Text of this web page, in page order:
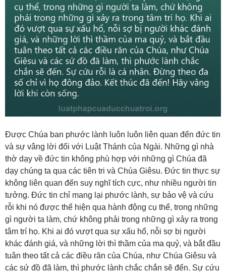
Được Chúa ban phước lành luôn luôn liên quan đến đức tin
và sự vâng lời đối với Luật Thánh của Ngài. Những gì nhà
thờ dạy về đức tin không phù hợp với những gì Chúa đã
dạy chúng ta qua các tiên tri và Chúa Giêsu. Đức tin thực sự
không liên quan đến suy nghĩ tích cực, như nhiều người tin
tưởng. Đức tin chỉ mang lại phước lành, sự bảo vệ và cứu
rỗi khi nó được thể hiện qua hành động cụ thể, trong những
gì người ta làm, chứ không phải trong những gì xảy ra trong
tâm trí họ. Khi ai đó vượt qua sự xấu hổ, nỗi sợ bị người
khác đánh giá, và những lời thì thầm của ma quỷ, và bắt đầu
tuân theo tất cả các điều răn của Chúa, như Chúa Giêsu và
các sứ đồ đã làm, thì phước lành chắc chắn sẽ đến. Sự cứu